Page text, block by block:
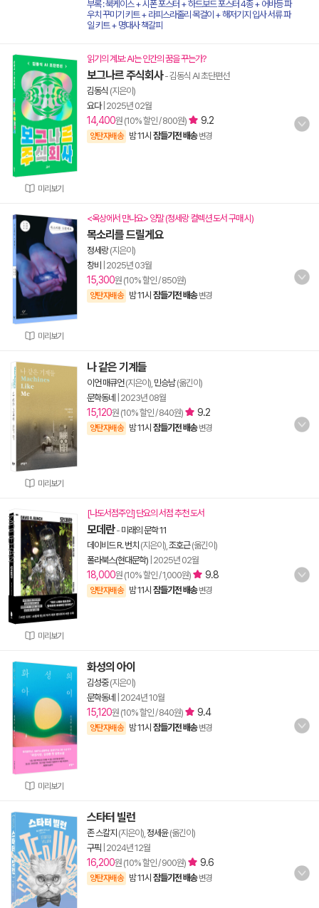
부록 : 북케이스 + 시폰 포스터 + 하드보드 포스터 4종 + 어바등 파
우치 꾸미기 키트 + 라피스라줄리 목걸이 + 해저기지 입사 서류 파
일 키트 + 명대사 책갈피
미리보기
읽기의 계보: AI는 인간의 꿈을 꾸는가?
보그나르 주식회사- 김동식 AI 초단편선
김동식 (지은이)
요다| 2025년 02월
14,400원 (10% 할인 / 800원) 9.2
양탄자배송 밤 11시 잠들기전 배송 변경
미리보기
<옥상에서 만나요> 양말 (정세랑 컬렉션 도서 구매 시)
목소리를 드릴게요
정세랑(지은이)
창비
2025년 03월
15,300원 (10% 할인 / 850원)
양탄자배송 밤 11시 잠들기전 배송 변경
미리보기
나 같은 기계들
이언 매큐언(지은이), 민승남(옮긴이)
문학동네
2023년 08월
15,120원 (10% 할인 / 840원) 9.2
양탄자배송 밤 11시 잠들기전 배송 변경
미리보기
[나도서점주인] 단요의 서점 추천 도서
모데란- 미래의 문학 11
데이비드 R. 번치 (지은이), 조호근(옮긴이)
폴라북스(현대문학) 2025년 02월
18,000원 (10% 할인 / 1,000원) 9.8
양탄자배송 밤 11시 잠들기전 배송 변경
미리보기
화성의 아이
김성중(지은이)
문학동네
2024년 10월
15,120원 (10% 할인 / 840원) 9.4
양탄자배송 밤 11시 잠들기전 배송 변경
스타터 빌런
존 스칼지 (지은이), 정세윤(옮긴이)
구픽 2024년 12월
16,200원 (10% 할인 / 900원) 9.6
양탄자배송 밤 11시 잠들기전 배송 변경